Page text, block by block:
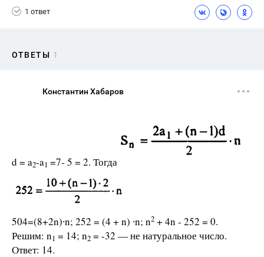
1 ответ
ОТВЕТЫ 1
Константин Хабаров
d = a2-a1 =7- 5 = 2. Тогда
504=(8+2n)∙n; 252 = (4 + n) ∙n; n2 + 4n - 252 = 0.
Решим: n1 = 14; n2 = -32 — не натуральное число.
Ответ: 14.